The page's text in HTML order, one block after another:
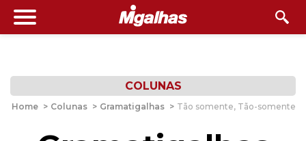
COLUNAS
Home > Colunas > Gramatigalhas > Tão somente, Tão-somente